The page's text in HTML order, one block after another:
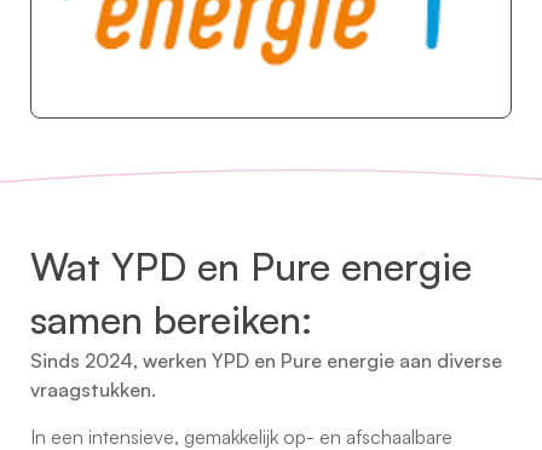
Wat YPD en Pure energie
samen bereiken:
Sinds 2024, werken YPD en Pure energie aan diverse
vraagstukken.
In een intensieve, gemakkelijk op- en afschaalbare